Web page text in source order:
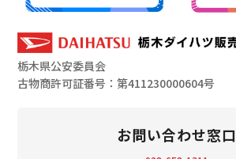
栃木県公安委員会
古物商許可証番号：第411230000604号
お問い合わせ窓口